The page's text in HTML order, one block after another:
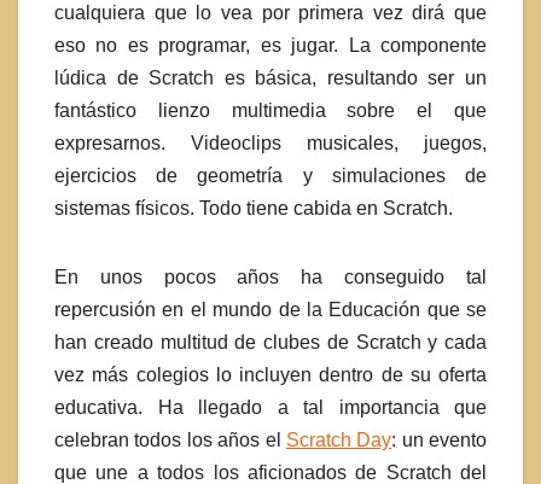
cualquiera que lo vea por primera vez dirá que
eso no es programar, es jugar. La componente
lúdica de Scratch es básica, resultando ser un
fantástico lienzo multimedia sobre el que
expresarnos. Videoclips musicales, juegos,
ejercicios de geometría y simulaciones de
sistemas físicos. Todo tiene cabida en Scratch.
En unos pocos años ha conseguido tal
repercusión en el mundo de la Educación que se
han creado multitud de clubes de Scratch y cada
vez más colegios lo incluyen dentro de su oferta
educativa. Ha llegado a tal importancia que
celebran todos los años el Scratch Day: un evento
que une a todos los aficionados de Scratch del